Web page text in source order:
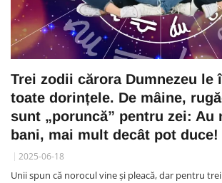
Trei zodii cărora Dumnezeu le
toate dorințele. De mâine,
sunt „poruncă” pentru zei: Au
bani, mai mult decât pot duce!
2025-06-18
Unii spun că norocul vine și pleacă, dar pentru